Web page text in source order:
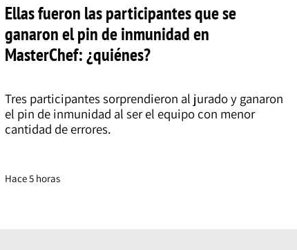
Ellas fueron las participantes que se
ganaron el pin de inmunidad en
MasterChef: ¿quiénes?
Tres participantes sorprendieron al jurado y ganaron
el pin de inmunidad al ser el equipo con menor
cantidad de errores.
Hace 5 horas